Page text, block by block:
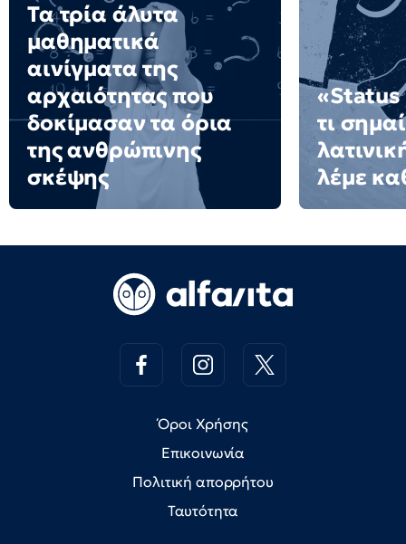
Τα τρία άλυτα
μαθηματικά
αινίγματα της
αρχαιότητας που
δοκίμασαν τα όρια
της ανθρώπινης
σκέψης
«Status
τι
λέμε
Όροι Χρήσης
Επικοινωνία
Πολιτική απορρήτου
Ταυτότητα